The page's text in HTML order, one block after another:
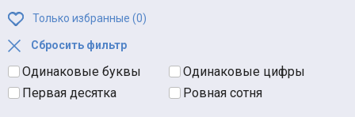
Только избранные (0)
Сбросить фильтр
Одинаковые буквы
Одинаковые цифры
Первая десятка
Ровная сотня